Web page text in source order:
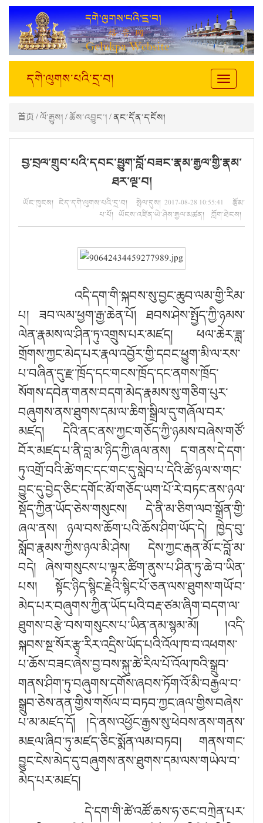
Toggle
navigation
དགེ་ལུགས་པའི་དྲ་བ།
首页/ལོ་རྒྱུས།/ཆོས་འབྱུང་།/ ནང་དོན་དངོས།
བྱ་བྲལ་གྲུབ་པའི་དབང་ཕྱུག་བློ་བཟང་རྣམ་རྒྱལ་གྱི་རྣམ་
ཐར་ལྔ་བ།
ཡོང་ཁུངས། ངེད་དགེ་ལུགས་པའི་དྲ་བ། སྤེལ་དུས། 2017-08-28 10:55:41 རྩོམ་
པ་པོ། ཡོངས་འཛིན་ཡེ་ཤེས་རྒྱལ་མཚན། ཀློག་ཐེངས།
འདི་དག་གི་སྐབས་སུ་བྱང་ཆུབ་ལམ་གྱི་རིམ་
པ། ཟབ་ལམ་ཕྱག་རྒྱ་ཆེན་པོ། ཐབས་ཤེས་སྤྱོད་ཀྱི་ཉམས་
ལེན་རྣམས་ལ་ཤིན་ཏུ་འགྲུས་པར་མཛད། ཕལ་ཆེར་ཟླ་
གྲོགས་ཀྱང་མེད་པར་རྣལ་འབྱོར་གྱི་དབང་ཕྱུག་མི་ལ་རས་
པ་བཞིན་དུ་རྫ་ཁྲོད་དང་གངས་ཁྲོད་དང་ནགས་ཁྲོད་
སོགས་དབེན་གནས་བདག་མེད་རྣམས་སུ་གཅིག་པུར་
བཞུགས་ནས་ཐུགས་དམ་ལ་ཆིག་སྒྲིལ་དུ་གཞོལ་བར་
མཛད། དེའི་ནང་ནས་ཀྱང་གཅོད་ཀྱི་ཉམས་བཞེས་གཙོ་
བོར་མཛད་པ་ནི་བླ་མ་ཉིད་ཀྱི་ཞལ་ནས། ད་གནས་དེ་དག་
ཏུ་འགྲོ་བའི་ཚེ་གང་དང་གང་དུ་སླེབ་པ་དེའི་ཚེ་ཉལ་ས་གང་
བྱུང་དུ་བྱེད་ཅིང་དགོང་མོ་གཅོད་ཡག་པོ་རེ་བཏང་ནས་ཉལ་
སྡོད་ཀྱིན་ཡོད་ཅེས་གསུངས། དེ་ནི་མ་ཅིག་ལབ་སྒྲོན་གྱི་
ཞལ་ནས། ཉལ་བས་ཆོག་པའི་ཆོས་ཤིག་ཡོད་དེ། ཁྱེད་བུ་
སློབ་རྣམས་ཀྱིས་ཉལ་མི་ཤེས། དེས་ཀྱང་རྒན་མོ་ང་བློ་མ་
བདེ། ཞེས་གསུངས་པ་ལྟར་ཚིག་ནུས་པ་ཤིན་ཏུ་ཆེ་བ་ཡིན་
པས། སྟོང་ཉིད་སྙིང་རྗེའི་སྙིང་པོ་ཅན་ལས་ཐུགས་གཡོ་བ་
མེད་པར་བཞུགས་ཀྱིན་ཡོད་པའི་བརྡ་ཙམ་ཞིག་བདག་ལ་
ཐུགས་བརྩེ་བས་གསུངས་པ་ཡིན་ནམ་སྙམ་མོ། །འདི་
སྐབས་སྔ་སོར་རྩྭ་རིར་འདྲིས་ཡོད་པའི་འོལ་ཁ་བ་འཕགས་
པ་ཆོས་བཟང་ཞེས་བྱ་བས་སྐུ་ཚེ་རིལ་པོ་འོལ་ཁའི་སྒྲུབ་
གནས་ཤིག་ཏུ་བཞུགས་དགོས་ཞབས་ཏོག་འོ་མི་བརྒྱལ་བ་
སྒྲུབ་ཅེས་ནན་གྱིས་གསོལ་བ་བཏབ་ཀྱང་ཞལ་གྱིས་བཞེས་
པ་མ་མཛད་དོ། །དེ་ནས་འཕྱོང་རྒྱས་སུ་ཕེབས་ནས་གནས་
མཇལ་ཞིབ་ཏུ་མཛད་ཅིང་སྨོན་ལམ་བཏབ། གནས་གང་
བྱུང་ངེས་མེད་དུ་བཞུགས་ནས་ཐུགས་དམ་ལས་གཡེལ་བ་
མེད་པར་མཛད།
དེ་དག་གི་ཚེ་འཚོ་ཆས་ཧ་ཅང་བཀྲེན་པར་